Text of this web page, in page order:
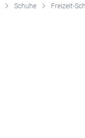
Schuhe Freizeit-